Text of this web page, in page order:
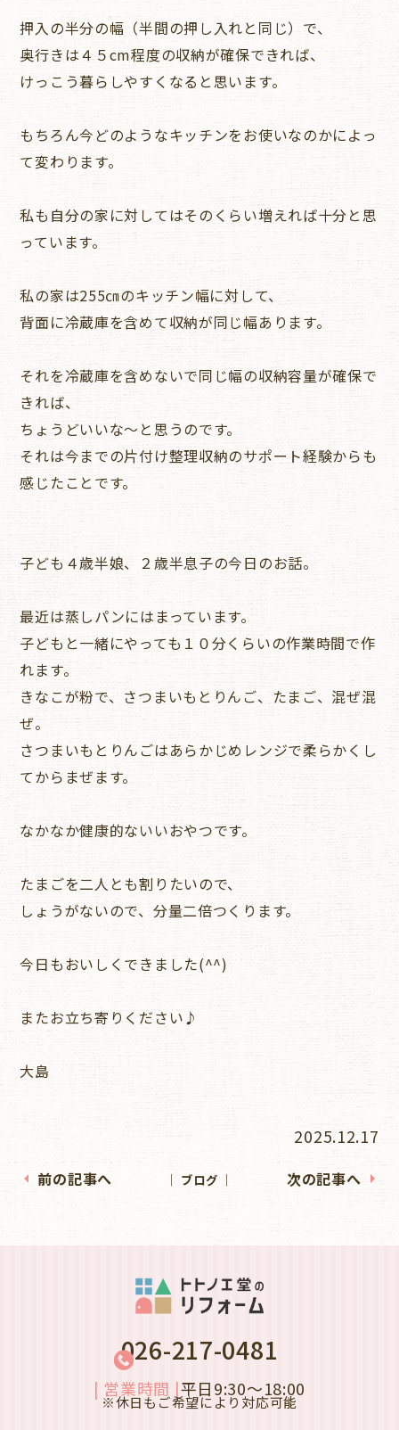
押入の半分の幅（半間の押し入れと同じ）で、
奥行きは４５cm程度の収納が確保できれば、
けっこう暮らしやすくなると思います。
もちろん今どのようなキッチンをお使いなのかによっ
て変わります。
私も自分の家に対してはそのくらい増えれば十分と思
っています。
私の家は255㎝のキッチン幅に対して、
背面に冷蔵庫を含めて収納が同じ幅あります。
それを冷蔵庫を含めないで同じ幅の収納容量が確保で
きれば、
ちょうどいいな～と思うのです。
それは今までの片付け整理収納のサポート経験からも
感じたことです。
子ども４歳半娘、２歳半息子の今日のお話。
最近は蒸しパンにはまっています。
子どもと一緒にやっても１０分くらいの作業時間で作
れます。
きなこが粉で、さつまいもとりんご、たまご、混ぜ混
ぜ。
さつまいもとりんごはあらかじめレンジで柔らかくし
てからまぜます。
なかなか健康的ないいおやつです。
たまごを二人とも割りたいので、
しょうがないので、分量二倍つくります。
今日もおいしくできました(^^)
またお立ち寄りください♪
大島
2025.12.17
前の記事へ 次の記事へ
│ ブログ │
026-217-0481
| 営業時間 |平日9:30～18:00
※休日もご希望により対応可能